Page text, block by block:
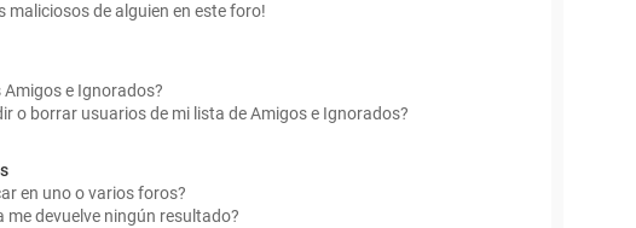
maliciosos de alguien en este foro!
Amigos e Ignorados?
o borrar usuarios de mi lista de Amigos e Ignorados?
en uno o varios foros?
me devuelve ningún resultado?